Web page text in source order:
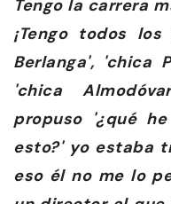
Tengo la carrera
¡Tengo todos
Berlanga', 'chica
'chica
propuso '¿qué
esto?' yo estaba
eso él no me lo